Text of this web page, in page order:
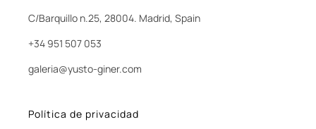
C/Barquillo n.25, 28004. Madrid, Spain
+34 951 507 053
galeria@yusto-giner.com
Política de privacidad